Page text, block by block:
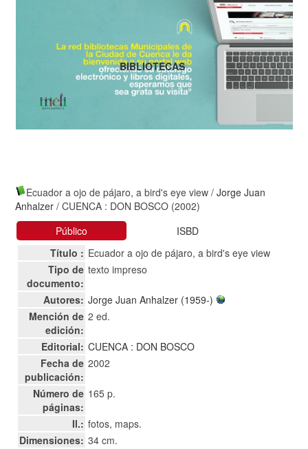
Ecuador a ojo de pájaro, a bird's eye view /Jorge Juan
Anhalzer / CUENCA : DON BOSCO (2002)
Público
ISBD
Título : Ecuador a ojo de pájaro, a bird's eye view
Tipo de
documento:
texto impreso
Autores: Jorge Juan Anhalzer (1959-)
Mención de
edición:
2 ed.
Editorial: CUENCA : DON BOSCO
Fecha de
publicación:
2002
Número de
páginas:
165 p.
Il.: fotos, maps.
Dimensiones: 34 cm.
BIBLIOTECAS